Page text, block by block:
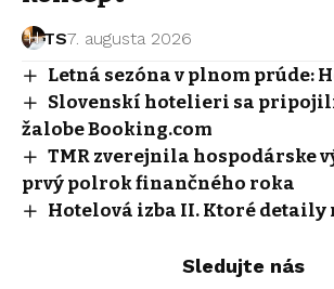
TS7. augusta 2026
Letná sezóna v plnom prúde:
Slovenskí hotelieri sa
žalobe Booking.com
TMR zverejnila hospodárske
prvý polrok finančného roka
Hotelová izba II. Ktoré detaily
Sledujte nás